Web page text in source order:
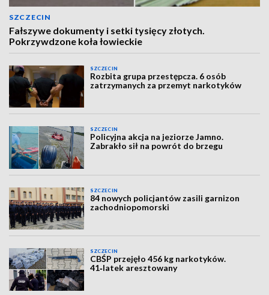
SZCZECIN
Fałszywe dokumenty i setki tysięcy złotych.
Pokrzywdzone koła łowieckie
SZCZECIN
Rozbita grupa przestępcza. 6 osób
zatrzymanych za przemyt narkotyków
SZCZECIN
Policyjna akcja na jeziorze Jamno.
Zabrakło sił na powrót do brzegu
SZCZECIN
84 nowych policjantów zasili garnizon
zachodniopomorski
SZCZECIN
CBŚP przejęło 456 kg narkotyków.
41‑latek aresztowany